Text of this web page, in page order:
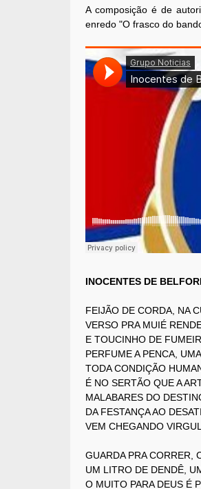
A composição é de
enredo "O frasco do
INOCENTES DE
FEIJÃO DE CORDA, NA
VERSO PRA MUIÉ
E TOUCINHO DE
PERFUME A PENCA,
TODA CONDIÇÃO
É NO SERTÃO QUE A
MALABARES DO
DA FESTANÇA AO
VEM CHEGANDO
GUARDA PRA CORRER,
UM LITRO DE DENDÊ,
O MUITO PARA DEUS É